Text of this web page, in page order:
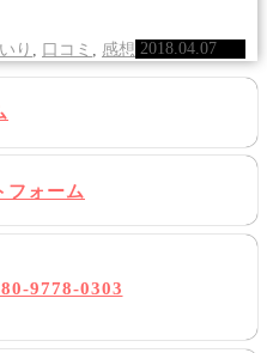
2018.04.07
り 口コミ 感想
フォーム
9778-0303